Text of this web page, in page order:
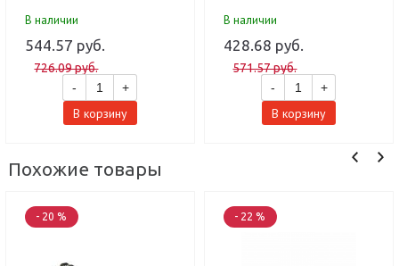
В наличии
544.57 руб.
726.09 руб.
-
+
В корзину
В наличии
428.68 руб.
571.57 руб.
-
+
В корзину
Похожие товары
- 20 % - 22 %